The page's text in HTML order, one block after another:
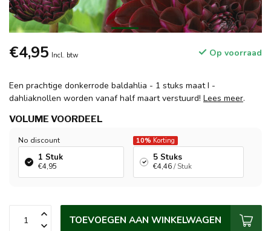
€4,95 Incl. btw Op voorraad
Een prachtige donkerrode baldahlia - 1 stuks maat I -
dahliaknollen worden vanaf half maart verstuurd! Lees meer.
VOLUME VOORDEEL
No discount
1 Stuk
€4,95
10% Korting
5 Stuks
€4,46/ Stuk
TOEVOEGEN AAN WINKELWAGEN